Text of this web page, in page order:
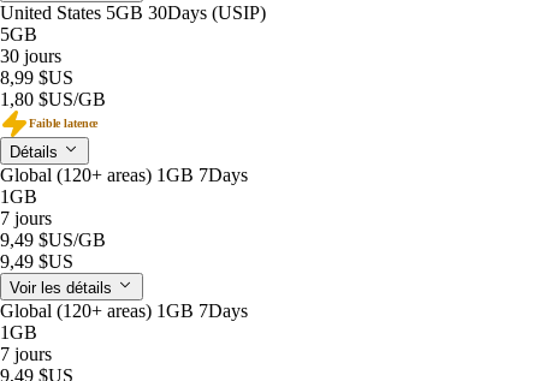
United States 5GB 30Days (USIP)
5GB
30 jours
8,99 $US
1,80 $US/GB
Faible latence
Détails
Global (120+ areas) 1GB 7Days
1GB
7 jours
9,49 $US/GB
9,49 $US
Voir les détails
Global (120+ areas) 1GB 7Days
1GB
7 jours
9,49 $US